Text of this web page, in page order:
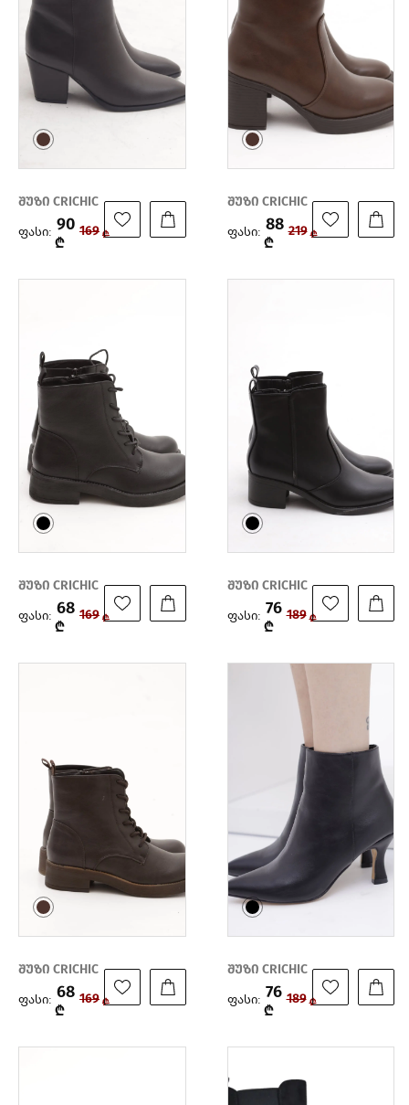
შუზი CRICHIC
ფასი: 90
₾
169 ₾
შუზი CRICHIC
ფასი: 88
₾
219 ₾
შუზი CRICHIC
ფასი: 68
₾
169 ₾
შუზი CRICHIC
ფასი: 76
₾
189 ₾
შუზი CRICHIC
ფასი: 68
₾
169 ₾
შუზი CRICHIC
ფასი: 76
₾
189 ₾